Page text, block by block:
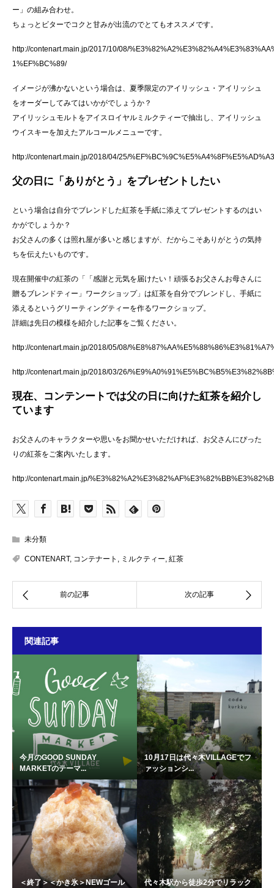
ー」の組み合わせ。
ちょっとビターでコクと甘みが出流のでとてもオススメです。
http://contenart.main.jp/2017/10/08/
1%EF%BC%89/
イメージが沸かないという場合は、夏季限定のアイリッシュ・アイリッシュ
をオーダーしてみてはいかがでしょうか？
アイリッシュモルトをアイスロイヤルミルクティーで抽出し、アイリッシュ
ウイスキーを加えたアルコールメニューです。
http://contenart.main.jp/2018/04/25/
父の日に「ありがとう」をプレゼントしたい
という場合は自分でブレンドした紅茶を手紙に添えてプレゼントするのはい
かがでしょうか？
お父さんの多くは照れ屋が多いと感じますが、だからこそありがとうの気持
ちを伝えたいものです。
現在開催中の紅茶の「「感謝と元気を届けたい！頑張るお父さんお母さんに
贈るブレンドティー」ワークショップ」は紅茶を自分でブレンドし、手紙に
添えるというグリーティングティーを作るワークショップ。
詳細は先日の模様を紹介した記事をご覧ください。
http://contenart.main.jp/2018/05/08/
http://contenart.main.jp/2018/03/26/
現在、コンテンートでは父の日に向けた紅茶を紹介し
ています
お父さんのキャラクターや思いをお聞かせいただければ、お父さんにぴった
りの紅茶をご案内いたします。
http://contenart.main.jp/
未分類
CONTENART, コンテナート , ミルクティー, 紅茶
関連記事
今月のGOOD SUNDAY
MARKETのテーマ...
10月17日は代々木VILLAGEでフ
ァッションシ...
＜終了＞＜かき氷＞NEWゴール 代々木駅から徒歩2分でリラック